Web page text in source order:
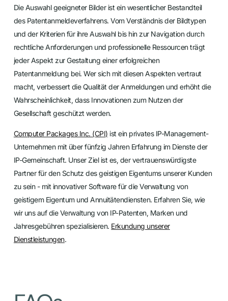
Die Auswahl geeigneter Bilder ist ein wesentlicher Bestandteil
des Patentanmeldeverfahrens. Vom Verständnis der Bildtypen
und der Kriterien für ihre Auswahl bis hin zur Navigation durch
rechtliche Anforderungen und professionelle Ressourcen trägt
jeder Aspekt zur Gestaltung einer erfolgreichen
Patentanmeldung bei. Wer sich mit diesen Aspekten vertraut
macht, verbessert die Qualität der Anmeldungen und erhöht die
Wahrscheinlichkeit, dass Innovationen zum Nutzen der
Gesellschaft geschützt werden.
Computer Packages Inc. (CPI) ist ein privates IP-Management-
Unternehmen mit über fünfzig Jahren Erfahrung im Dienste der
IP-Gemeinschaft. Unser Ziel ist es, der vertrauenswürdigste
Partner für den Schutz des geistigen Eigentums unserer Kunden
zu sein - mit innovativer Software für die Verwaltung von
geistigem Eigentum und Annuitätendiensten. Erfahren Sie, wie
wir uns auf die Verwaltung von IP-Patenten, Marken und
Jahresgebühren spezialisieren. Erkundung unserer
Dienstleistungen.